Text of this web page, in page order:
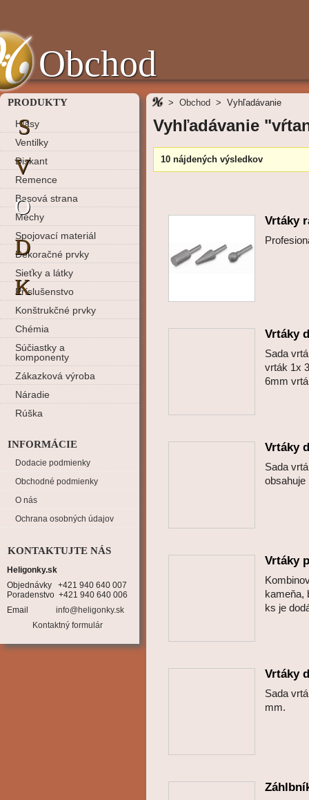
Obchod
PRODUKTY
Hlasy
Ventilky
Diskant
Remence
Basová strana
Mechy
Spojovací materiál
Dekoračné prvky
Sieťky a látky
Príslušenstvo
Konštrukčné prvky
Chémia
Súčiastky a
komponenty
Zákazková výroba
Náradie
Rúška
INFORMÁCIE
Dodacie podmienky
Obchodné podmienky
O nás
Ochrana osobných údajov
S
V
O
D
K
KONTAKTUJTE NÁS
Heligonky.sk
Objednávky   +421 940 640 007
Poradenstvo  +421 940 640 006
Email
info@heligonky.sk
Kontaktný formulár
> Obchod > Vyhľadávanie
Vyhľadávanie
10 nájdených výsledkov
Vrtáky
Vrtáky
Sada
vrták 1x
6mm
Vrtáky
Sada
Vrtáky
kameňa,
ks je
Vrtáky
Sada
mm.